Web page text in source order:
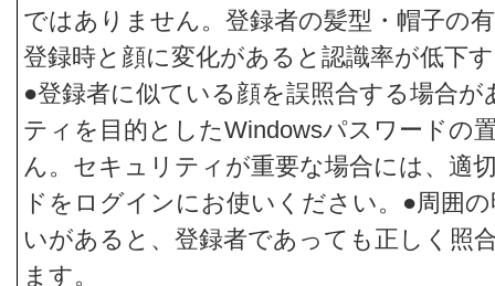
ではありません。登録者の髪型・帽子の
登録時と顔に変化があると認識率が低下
●登録者に似ている顔を誤照合する場合
ティを目的としたWindowsパスワードの
ん。セキュリティが重要な場合には、適
ドをログインにお使いください。●周囲
いがあると、登録者であっても正しく照
ます。